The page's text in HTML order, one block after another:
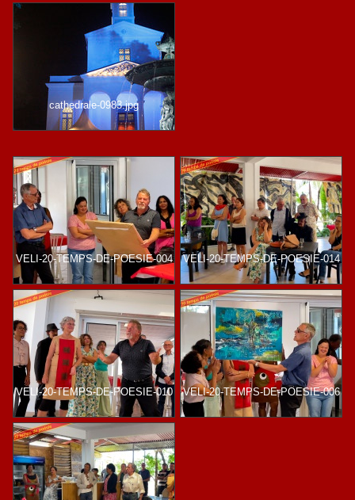
cathedrale-0983.jpg
VELI-20-TEMPS-DE-POESIE-004 VELI-20-TEMPS-DE-POESIE-014
VELI-20-TEMPS-DE-POESIE-010 VELI-20-TEMPS-DE-POESIE-006